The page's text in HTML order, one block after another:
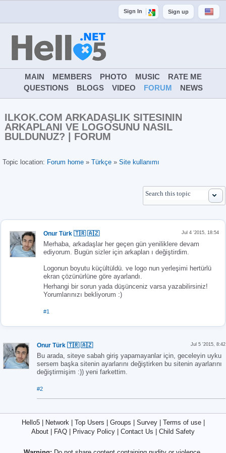
Sign In Sign up
MAIN MEMBERS PHOTO MUSIC
RATE ME
QUESTIONS
BLOGS VIDEO FORUM NEWS
ILKOK.COM ARKADAŞLIK SITESININ
ARKAPLANI VE LOGOSUNU NASIL
BULDUNUZ? | FORUM
Topic location: Forum home » Türkçe » Site kullanımı
Onur Türk 🇹🇷 🇦🇿 Jul 4 '2015, 18:54
Merhaba, arkadaşlar her geçen gün yeniliklere devam
ediyorum. Bugün sizler için arkaplan ı değiştirdim.
Logonun boyutu küçültüldü. ve logo nun yerleşimi hertürlü
ekran çözünürlüne göre ayarlandı.
Herhangi bir sorun yada düşünceniz varsa yazabilirsiniz!
Yorumlarınızı bekliyorum :)
#1
Onur Türk 🇹🇷 🇦🇿 Jul 5 '2015, 8:42
Bu arada, siteye sabah giriş yapamayanlar için, geceleyin uyku
sersem başka sitenin ayarlarını değiştirken bu sitenin ayarlarını
değiştirmişim :)) yeni farkettim.
#2
Hello5| Network| Top Users Groups Survey| Terms of use|
About
FAQ Privacy Policy Contact Us Child Safety